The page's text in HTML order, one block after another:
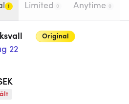
1 Limited 0 Anytime 0
22
Original